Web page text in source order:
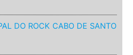
DO ROCK CABO DE SANTO